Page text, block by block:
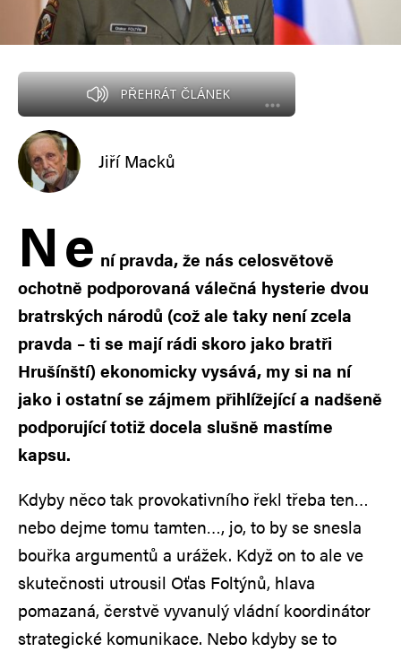
PŘEHRÁT ČLÁNEK
Jiří Macků
Ne ní pravda, že nás celosvětově
ochotně podporovaná válečná hysterie dvou
bratrských národů (což ale taky není zcela
pravda – ti se mají rádi skoro jako bratři
Hrušínští) ekonomicky vysává, my si na ní
jako i ostatní se zájmem přihlížející a nadšeně
podporující totiž docela slušně mastíme
kapsu.
Kdyby něco tak provokativního řekl třeba ten…
nebo dejme tomu tamten…, jo, to by se snesla
bouřka argumentů a urážek. Když on to ale ve
skutečnosti utrousil Oťas Foltýnů, hlava
pomazaná, čerstvě vyvanulý vládní koordinátor
strategické komunikace. Nebo kdyby se to